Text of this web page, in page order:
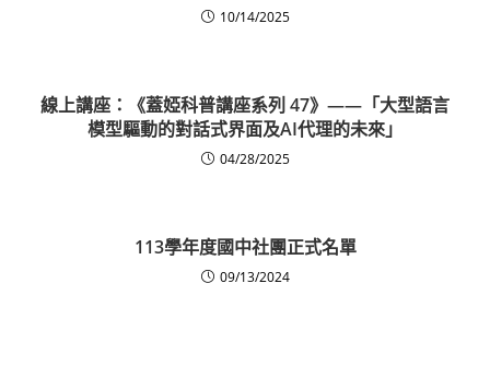
10/14/2025
線上講座：《蓋婭科普講座系列 47》——「大型語言
模型驅動的對話式界面及AI代理的未來」
04/28/2025
113學年度國中社團正式名單
09/13/2024